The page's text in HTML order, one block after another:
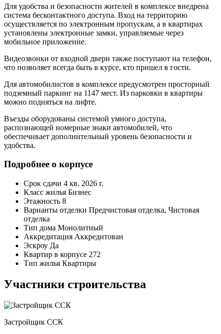
Для удобства и безопасности жителей в комплексе внедрена
система бесконтактного доступа. Вход на территорию
осуществляется по электронным пропускам, а в квартирах
установлены электронные замки, управляемые через
мобильное приложение.
Видеозвонки от входной двери также поступают на телефон,
что позволяет всегда быть в курсе, кто пришел в гости.
Для автомобилистов в комплексе предусмотрен просторный
подземный паркинг на 1147 мест. Из парковки в квартиры
можно подняться на лифте.
Въезды оборудованы системой умного доступа,
распознающей номерные знаки автомобилей, что
обеспечивает дополнительный уровень безопасности и
удобства.
Подробнее о корпусе
Срок сдачи 4 кв. 2026 г.
Класс жилья Бизнес
Этажность 8
Варианты отделки Предчистовая отделка, Чистовая
отделка
Тип дома Монолитный
Аккредитация Аккредитован
Эскроу Да
Квартир в корпусе 272
Тип жилья Квартиры
Участники строительства
Застройщик ССК